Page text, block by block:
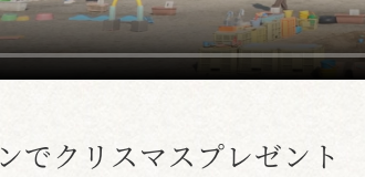
でクリスマスプレゼント